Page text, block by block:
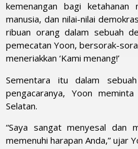
kemenangan bagi ketahanan
manusia, dan nilai-nilai
ribuan orang dalam sebuah
pemecatan Yoon, bersorak-
meneriakkan ‘Kami menang!’
Sementara itu dalam
pengacaranya, Yoon
Selatan.
“Saya sangat menyesal dan
memenuhi harapan Anda,” ujar